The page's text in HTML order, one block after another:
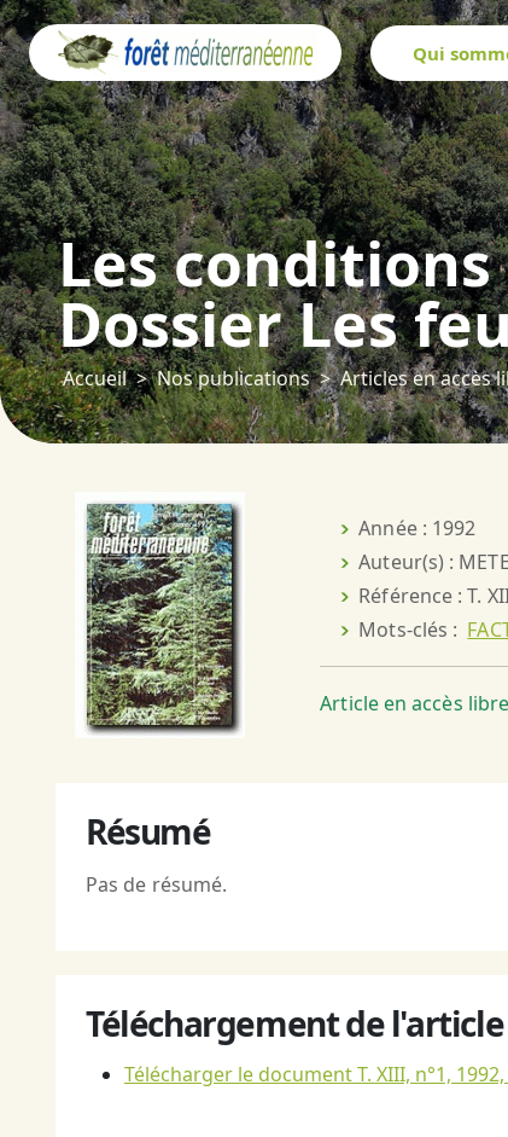
Qui
Les
Dossier Les
Accueil Nos publications Articles en accès
Année : 1992
Auteur(s) :
Référence : T.
Mots-clés :
Article en accès
Résumé
Pas de résumé.
Téléchargement de l'article
Télécharger le document T. XIII, n°1,
Panneau de gestion des cookies